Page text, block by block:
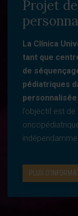
Projet
La Clínica
tant que
de
pédiatriques
personnalisée
l’objectif est
PLUS